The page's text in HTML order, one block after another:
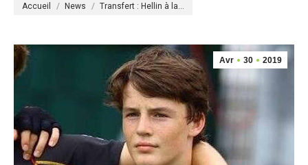
Accueil News Transfert : Hellin à la…
Avr 30 2019